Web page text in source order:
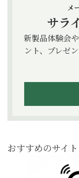
メ
サラ
新製品体験会
ント、プレゼ
おすすめのサイト